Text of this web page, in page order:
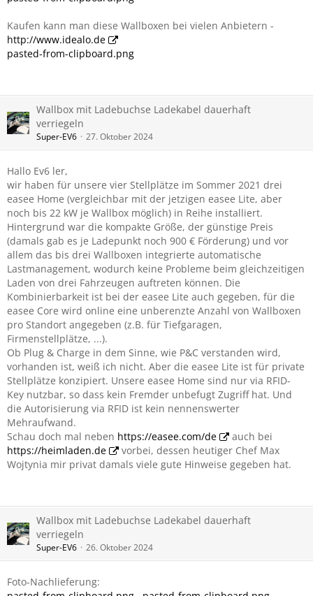
Kaufen kann man diese Wallboxen bei vielen Anbietern -
http://www.idealo.de
pasted-from-clipboard.png
Wallbox mit Ladebuchse Ladekabel dauerhaft
verriegeln
Super-EV6 27. Oktober 2024
Hallo Ev6 ler,
wir haben für unsere vier Stellplätze im Sommer 2021 drei
easee Home (vergleichbar mit der jetzigen easee Lite, aber
noch bis 22 kW je Wallbox möglich) in Reihe installiert.
Hintergrund war die kompakte Größe, der günstige Preis
(damals gab es je Ladepunkt noch 900 € Förderung) und vor
allem das bis drei Wallboxen integrierte automatische
Lastmanagement, wodurch keine Probleme beim gleichzeitigen
Laden von drei Fahrzeugen auftreten können. Die
Kombinierbarkeit ist bei der easee Lite auch gegeben, für die
easee Core wird online eine unberenzte Anzahl von Wallboxen
pro Standort angegeben (z.B. für Tiefgaragen,
Firmenstellplätze, ...).
Ob Plug & Charge in dem Sinne, wie P&C verstanden wird,
vorhanden ist, weiß ich nicht. Aber die easee Lite ist für private
Stellplätze konzipiert. Unsere easee Home sind nur via RFID-
Key nutzbar, so dass kein Fremder unbefugt Zugriff hat. Und
die Autorisierung via RFID ist kein nennenswerter
Mehraufwand.
Schau doch mal neben https://easee.com/de
auch bei
https://heimladen.de
vorbei, dessen heutiger Chef Max
Wojtynia mir privat damals viele gute Hinweise gegeben hat.
Wallbox mit Ladebuchse Ladekabel dauerhaft
verriegeln
Super-EV6 26. Oktober 2024
Foto-Nachlieferung: